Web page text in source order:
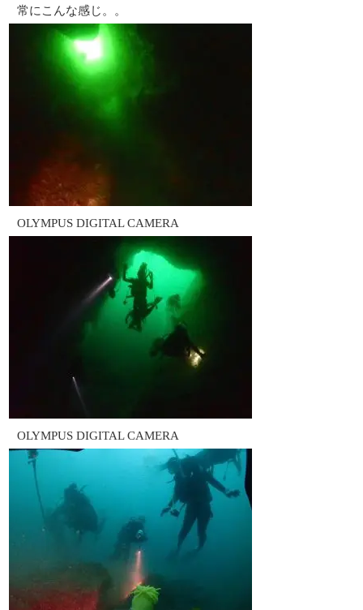
常にこんな感じ。。
OLYMPUS DIGITAL CAMERA
OLYMPUS DIGITAL CAMERA